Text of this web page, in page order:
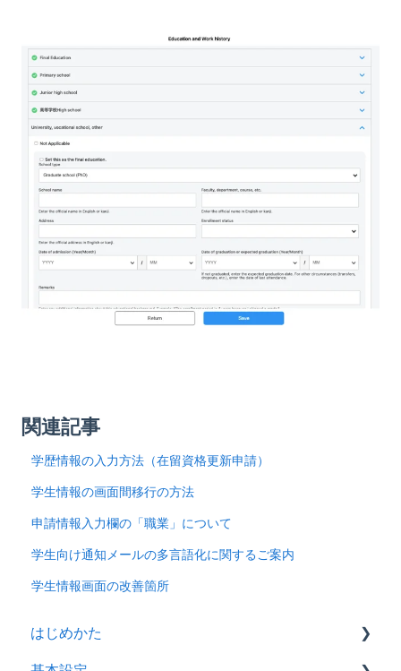
関連記事
学歴情報の入力方法（在留資格更新申請）
学生情報の画面間移行の方法
申請情報入力欄の「職業」について
学生向け通知メールの多言語化に関するご案内
学生情報画面の改善箇所
はじめかた